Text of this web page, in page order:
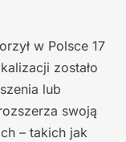
w Polsce 17
zostało
lub
swoją
– takich jak